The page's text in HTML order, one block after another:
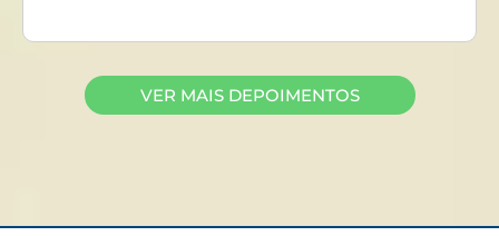
VER MAIS DEPOIMENTOS